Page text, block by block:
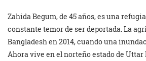
Zahida Begum, de 45 años, es una
constante temor de ser deportada. La
Bangladesh en 2014, cuando una
Ahora vive en el norteño estado de Uttar